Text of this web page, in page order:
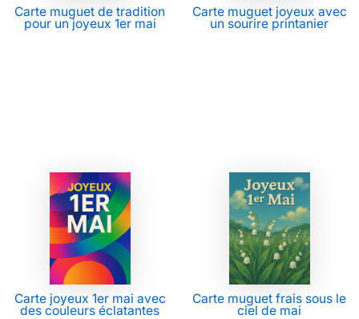
Carte muguet de tradition
pour un joyeux 1er mai
Carte muguet joyeux avec
un sourire printanier
Carte joyeux 1er mai avec
des couleurs éclatantes
Carte muguet frais sous le
ciel de mai